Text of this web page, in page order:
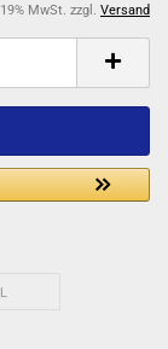
MwSt. zzgl. Versand